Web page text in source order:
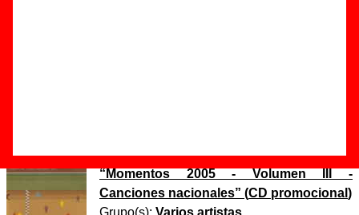
“ Momentos 2005 - Volumen III -
Canciones nacionales” (CD promocional )
Grupo(s): Varios artistas